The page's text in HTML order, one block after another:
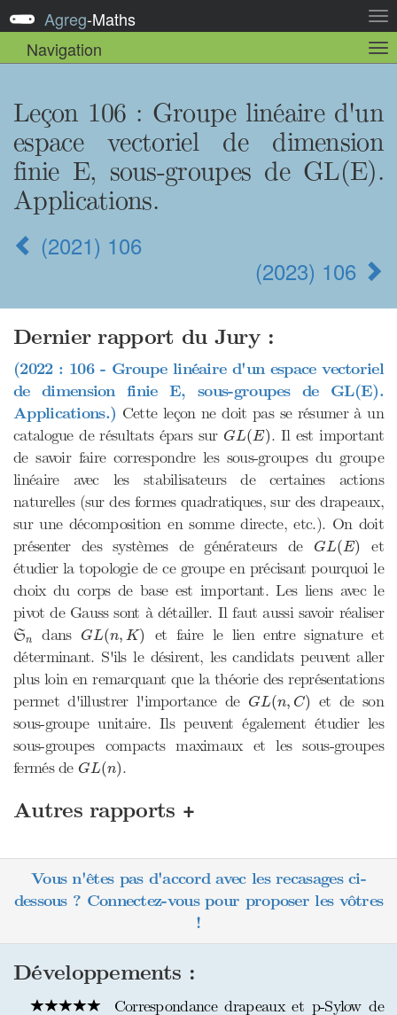
la
Agreg-Maths
Navigation
la
Leçon 106 : Groupe linéaire d'un
espace vectoriel de dimension
finie E, sous-groupes de GL(E).
Applications.
(2021) 106
(2023) 106
Dernier rapport du Jury :
(2022 : 106 - Groupe linéaire d'un espace vectoriel
de dimension finie E, sous-groupes de GL(E).
Applications.) Cette leçon ne doit pas se résumer à un
catalogue de résultats épars sur GL(E)
GL ( E). Il est important
de savoir faire correspondre les sous-groupes du groupe
linéaire avec les stabilisateurs de certaines actions
naturelles (sur des formes quadratiques, sur des drapeaux,
sur une décomposition en somme directe, etc.). On doit
présenter des systèmes de générateurs de
GL(E)
GL (E)
et
étudier la topologie de ce groupe en précisant pourquoi le
choix du corps de base est important. Les liens avec le
pivot de Gauss sont à détailler. Il faut aussi savoir réaliser
Sn
Sn dans GL(n, K)
GL (n K)
et faire le lien entre signature et
déterminant. S'ils le désirent, les candidats peuvent aller
plus loin en remarquant que la théorie des représentations
permet d'illustrer l'importance de GL(n, C)
GL (n C)
et de son
sous-groupe unitaire. Ils peuvent également étudier les
sous-groupes compacts maximaux et les sous-groupes
fermés de GL(n)
GL ( ).
Autres rapports +
Vous n'êtes pas d'accord avec les recasages ci-
dessous ? Connectez-vous pour proposer les vôtres
!
Développements :
Correspondance drapeaux et p-Sylow de